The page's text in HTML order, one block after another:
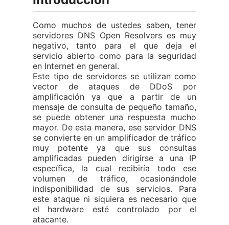
Como muchos de ustedes saben, tener
servidores DNS Open Resolvers es muy
negativo, tanto para el que deja el
servicio abierto como para la seguridad
en Internet en general.
Este tipo de servidores se utilizan como
vector de ataques de DDoS por
amplificación ya que a partir de un
mensaje de consulta de pequeño tamaño,
se puede obtener una respuesta mucho
mayor. De esta manera, ese servidor DNS
se convierte en un amplificador de tráfico
muy potente ya que sus consultas
amplificadas pueden dirigirse a una IP
específica, la cual recibiría todo ese
volumen de tráfico, ocasionándole
indisponibilidad de sus servicios. Para
este ataque ni siquiera es necesario que
el hardware esté controlado por el
atacante.